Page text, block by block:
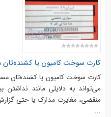
کارت سوخت کامیون یا
کارت سوخت کامیون یا کشنده‌تان
می‌تواند به دلایلی مانند نداشتن
منقضی، مغایرت مدارک یا حتی
...